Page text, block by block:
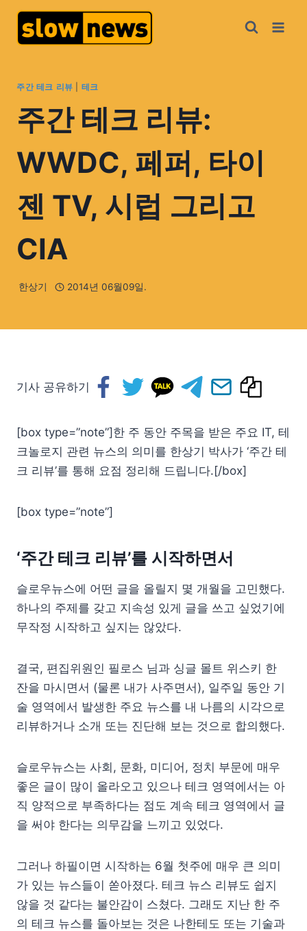
주간 테크 리뷰 테크
주간 테크 리뷰:
WWDC, 페퍼, 타이
젠 TV, 시럽 그리고
CIA
한상기 2014년 06월09일.
기사 공유하기
[box type=”note”]한 주 동안 주목을 받은 주요 IT, 테
크놀로지 관련 뉴스의 의미를 한상기 박사가 ‘주간 테
크 리뷰’를 통해 요점 정리해 드립니다.[/box]
[box type=”note”]
‘주간 테크 리뷰’를 시작하면서
슬로우뉴스에 어떤 글을 올릴지 몇 개월을 고민했다.
하나의 주제를 갖고 지속성 있게 글을 쓰고 싶었기에
무작정 시작하고 싶지는 않았다.
결국, 편집위원인 필로스 님과 싱글 몰트 위스키 한
잔을 마시면서 (물론 내가 사주면서), 일주일 동안 기
술 영역에서 발생한 주요 뉴스를 내 나름의 시각으로
리뷰하거나 소개 또는 진단해 보는 것으로 합의했다.
슬로우뉴스는 사회, 문화, 미디어, 정치 부문에 매우
좋은 글이 많이 올라오고 있으나 테크 영역에서는 아
직 양적으로 부족하다는 점도 계속 테크 영역에서 글
을 써야 한다는 의무감을 느끼고 있었다.
그러나 하필이면 시작하는 6월 첫주에 매우 큰 의미
가 있는 뉴스들이 쏟아졌다. 테크 뉴스 리뷰도 쉽지
않을 것 같다는 불안감이 스쳤다. 그래도 지난 한 주
의 테크 뉴스를 돌아보는 것은 나한테도 또는 기술과